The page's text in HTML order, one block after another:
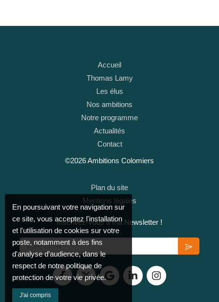
Accueil
Thomas Lamy
Les élus
Nos ambitions
Notre programme
Actualités
Contact
©2026 Ambitions Colomiers
Plan du site
Mentions légales
Inscrivez-vous à ma Newsletter !
Votre email
En poursuivant votre navigation sur
ce site, vous acceptez l'installation
et l'utilisation de cookies sur votre
poste, notamment à des fins
d'analyse d'audience, dans le
respect de notre politique de
protection de votre vie privée.
J'ai compris